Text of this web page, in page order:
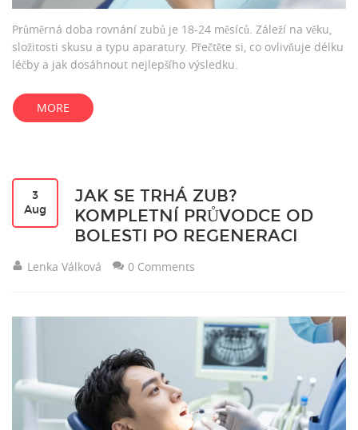
Průměrná doba rovnání zubů je 18-24 měsíců. Záleží na věku,
složitosti skusu a typu aparatury. Přečtěte si, co ovlivňuje délku
léčby a jak dosáhnout nejlepšího výsledku.
MORE
3
Aug
JAK SE TRHÁ ZUB?
KOMPLETNÍ PRŮVODCE OD
BOLESTI PO REGENERACI
Lenka Válková 0 Comments